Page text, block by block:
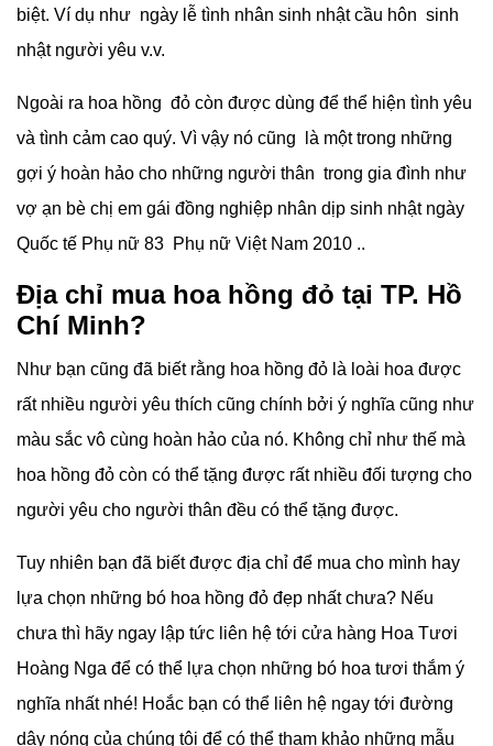
biệt. Ví dụ như ngày lễ tình nhân sinh nhật cầu hôn sinh
nhật người yêu v.v.
Ngoài ra hoa hồng đỏ còn được dùng để thể hiện tình yêu
và tình cảm cao quý. Vì vậy nó cũng là một trong những
gợi ý hoàn hảo cho những người thân trong gia đình như
vợ ạn bè chị em gái đồng nghiệp nhân dịp sinh nhật ngày
Quốc tế Phụ nữ 83 Phụ nữ Việt Nam 2010 ..
Địa chỉ mua hoa hồng đỏ tại TP. Hồ
Chí Minh?
Như bạn cũng đã biết rằng hoa hồng đỏ là loài hoa được
rất nhiều người yêu thích cũng chính bởi ý nghĩa cũng như
màu sắc vô cùng hoàn hảo của nó. Không chỉ như thế mà
hoa hồng đỏ còn có thể tặng được rất nhiều đối tượng cho
người yêu cho người thân đều có thể tặng được.
Tuy nhiên bạn đã biết được địa chỉ để mua cho mình hay
lựa chọn những bó hoa hồng đỏ đẹp nhất chưa? Nếu
chưa thì hãy ngay lập tức liên hệ tới cửa hàng Hoa Tươi
Hoàng Nga để có thể lựa chọn những bó hoa tươi thắm ý
nghĩa nhất nhé! Hoắc bạn có thể liên hệ ngay tới đường
dây nóng của chúng tôi để có thể tham khảo những mẫu